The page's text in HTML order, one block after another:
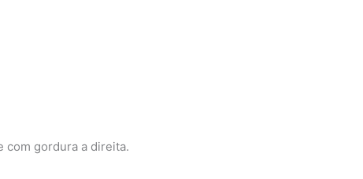
com gordura a direita.